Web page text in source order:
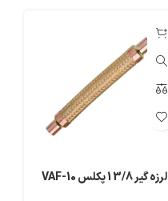
لرزه گیر 3/8 1 پکلس VAF-10